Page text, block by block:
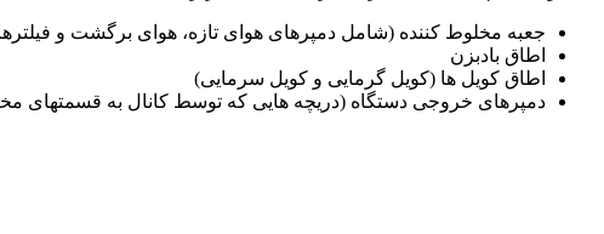
جعبه مخلوط کننده (شامل دمپرهای هوای تازه، هوای برگشت و
اطاق بادبزن
اطاق کویل ها (کویل گرمایی و کویل سرمایی)
دمپرهای خروجی دستگاه (دریچه هایی که توسط کانال به قسمتهای